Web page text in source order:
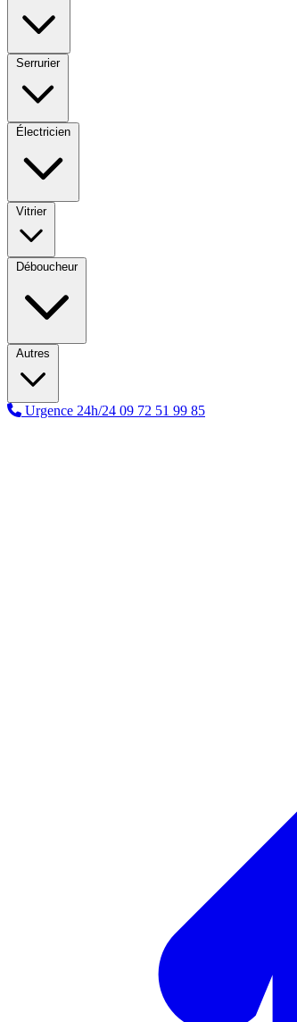
Serrurier
Électricien
Vitrier
Déboucheur
Autres
Urgence 24h/24 09 72 51 99 85